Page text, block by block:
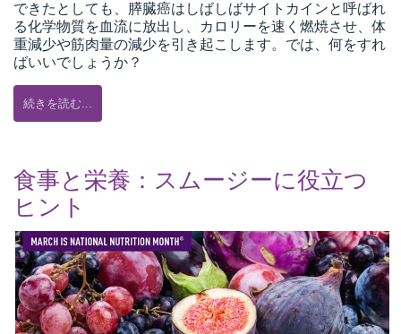
できたとしても、膵臓癌はしばしばサイトカインと呼ばれ
る化学物質を血流に放出し、カロリーを速く燃焼させ、体
重減少や筋肉量の減少を引き起こします。では、何をすれ
ばいいでしょうか？
続きを読む...
食事と栄養：スムージーに役立つ
ヒント